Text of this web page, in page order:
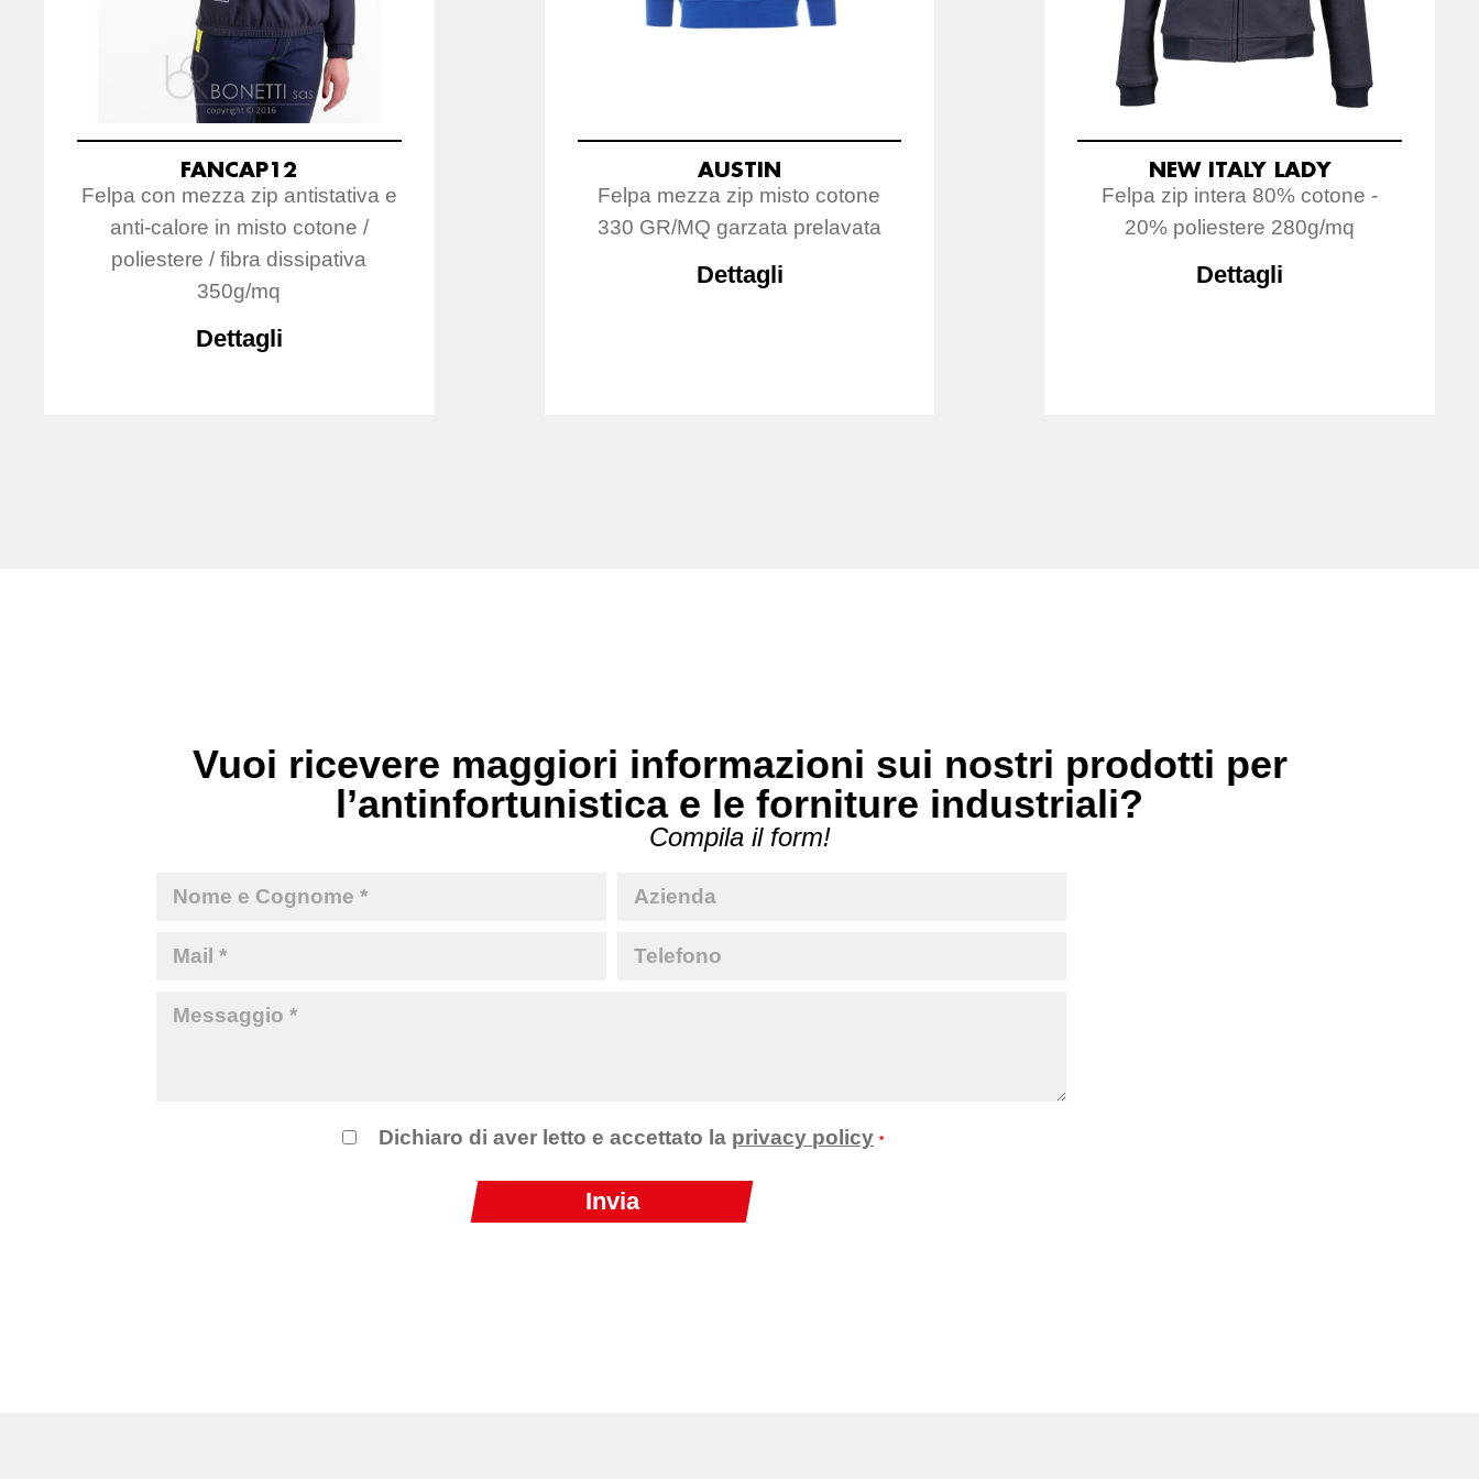
FANCAP12
Felpa con mezza zip antistativa e
anti-calore in misto cotone /
poliestere / fibra dissipativa
350g/mq
Dettagli
AUSTIN
Felpa mezza zip misto cotone
330 GR/MQ garzata prelavata
Dettagli
NEW ITALY LADY
Felpa zip intera 80% cotone -
20% poliestere 280g/mq
Dettagli
Vuoi ricevere maggiori informazioni sui nostri prodotti per
l’antinfortunistica e le forniture industriali?
Compila il form!
Dichiaro di aver letto e accettato la privacy policy *